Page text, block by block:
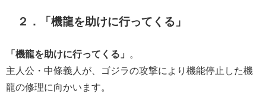
２．「機龍を助けに行ってくる」
「機龍を助けに行ってくる」
。
主人公・中條義人が、ゴジラの攻撃により機能停止した機
龍の修理に向かいます。